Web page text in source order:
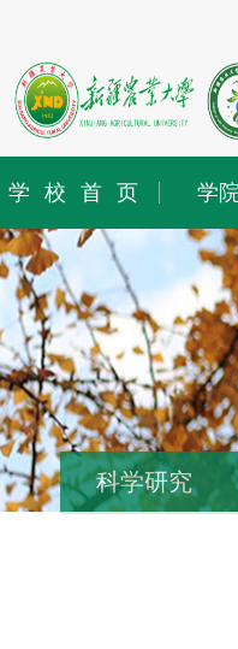
学校首页 学
科学研究